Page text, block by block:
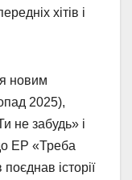
хітів і
новим
2025),
не забудь» і
EP «Треба
історії